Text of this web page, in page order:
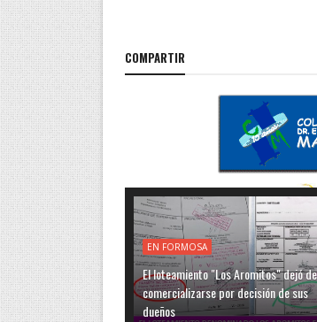
COMPARTIR
EN FORMOSA
El loteamiento "Los Aromitos" dejó de
comercializarse por decisión de sus
dueños